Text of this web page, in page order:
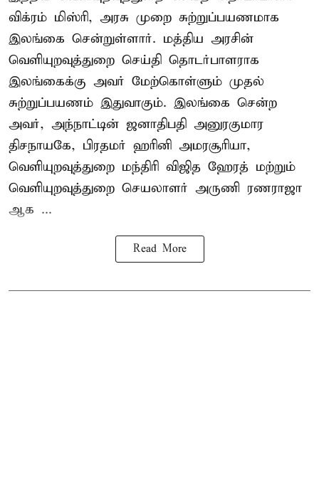
விக்ரம் மிஸ்ரி, அரசு முறை சுற்றுப்பயணமாக
இலங்கை சென்றுள்ளார். மத்திய அரசின்
வெளியுறவுத்துறை செய்தி தொடர்பாளராக
இலங்கைக்கு அவர் மேற்கொள்ளும் முதல்
சுற்றுப்பயணம் இதுவாகும். இலங்கை சென்ற
அவர், அந்நாட்டின் ஜனாதிபதி அனுரகுமார
திசநாயகே, பிரதமர் ஹரினி அமரசூரியா,
வெளியுறவுத்துறை மந்திரி விஜித ஹேரத் மற்றும்
வெளியுறவுத்துறை செயலாளர் அருணி ரணராஜா
ஆக ...
Read More